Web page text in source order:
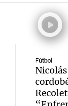
Fútbol